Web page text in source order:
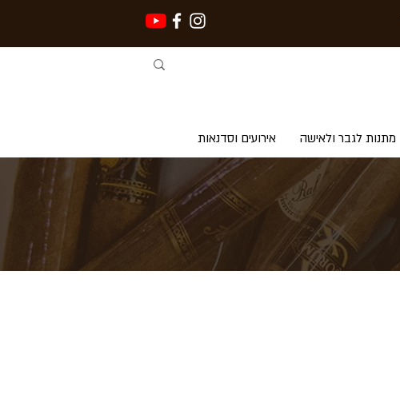
מתנות לגבר ולאישה אירועים וסדנאות